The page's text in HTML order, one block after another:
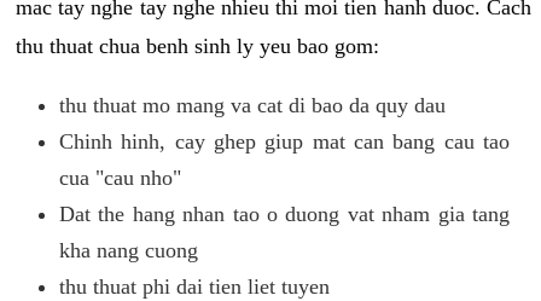
mac tay nghe tay nghe nhieu thi moi tien hanh duoc. Cach
thu thuat chua benh sinh ly yeu bao gom:
thu thuat mo mang va cat di bao da quy dau
Chinh hinh, cay ghep giup mat can bang cau tao
cua "cau nho"
Dat the hang nhan tao o duong vat nham gia tang
kha nang cuong
thu thuat phi dai tien liet tuyen